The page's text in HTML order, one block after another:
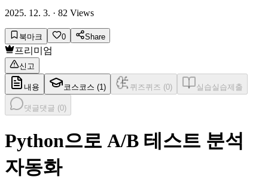
2025. 12. 3. · 82 Views
북마크 0 Share
프리미엄
신고
내용 코스 코스 (1 ) 퀴즈퀴즈 (0) 실습실습제출
댓글댓글 (0)
Python으로 A/B 테스트 분석
자동화